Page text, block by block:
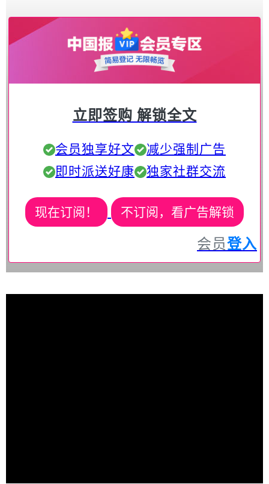
泰勒丝和Karen（左）建立深厚情谊。
立即签购 解锁全文
会员独享好文
减少强制广告
即时派送好康
独家社群交流
现在订阅！ 不订阅，看广告解锁
会员登入